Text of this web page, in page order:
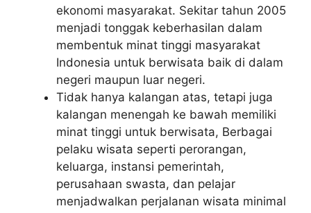
ekonomi masyarakat. Sekitar tahun 2005
menjadi tonggak keberhasilan dalam
membentuk minat tinggi masyarakat
Indonesia untuk berwisata baik di dalam
negeri maupun luar negeri.
Tidak hanya kalangan atas, tetapi juga
kalangan menengah ke bawah memiliki
minat tinggi untuk berwisata, Berbagai
pelaku wisata seperti perorangan,
keluarga, instansi pemerintah,
perusahaan swasta, dan pelajar
menjadwalkan perjalanan wisata minimal